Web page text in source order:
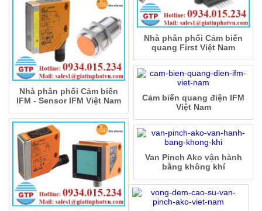
Nhà phân phối Cảm biến
quang First Việt Nam
Nhà phân phối Cảm biến
IFM - Sensor IFM Việt Nam
Cảm biến quang điện IFM
Việt Nam
Van Pinch Ako vận hành
bằng không khí